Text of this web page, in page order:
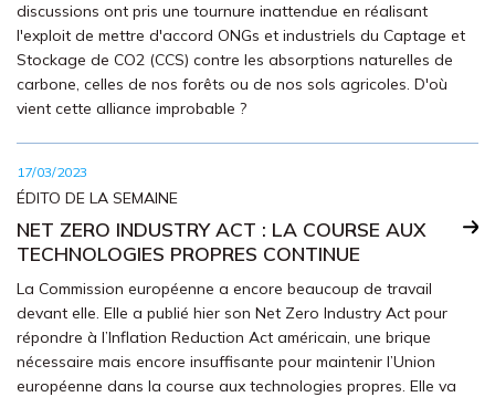
discussions ont pris une tournure inattendue en réalisant
l'exploit de mettre d'accord ONGs et industriels du Captage et
Stockage de CO2 (CCS) contre les absorptions naturelles de
carbone, celles de nos forêts ou de nos sols agricoles. D'où
vient cette alliance improbable ?
17/03/2023
ÉDITO DE LA SEMAINE
NET ZERO INDUSTRY ACT : LA COURSE AUX
TECHNOLOGIES PROPRES CONTINUE
La Commission européenne a encore beaucoup de travail
devant elle. Elle a publié hier son Net Zero Industry Act pour
répondre à l’Inflation Reduction Act américain, une brique
nécessaire mais encore insuffisante pour maintenir l’Union
européenne dans la course aux technologies propres. Elle va